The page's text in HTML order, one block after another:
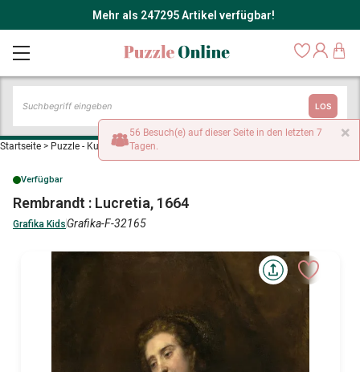
Mehr als 247295 Artikel verfügbar!
LOS
Startseite > Puzzle - Kunst >Rembrandt : Lucretia, 1664
Verfügbar
Rembrandt : Lucretia, 1664
Grafika Kids Grafika-F-32165
×
56 Besuch(e) auf dieser Seite in den letzten 7
Tagen.